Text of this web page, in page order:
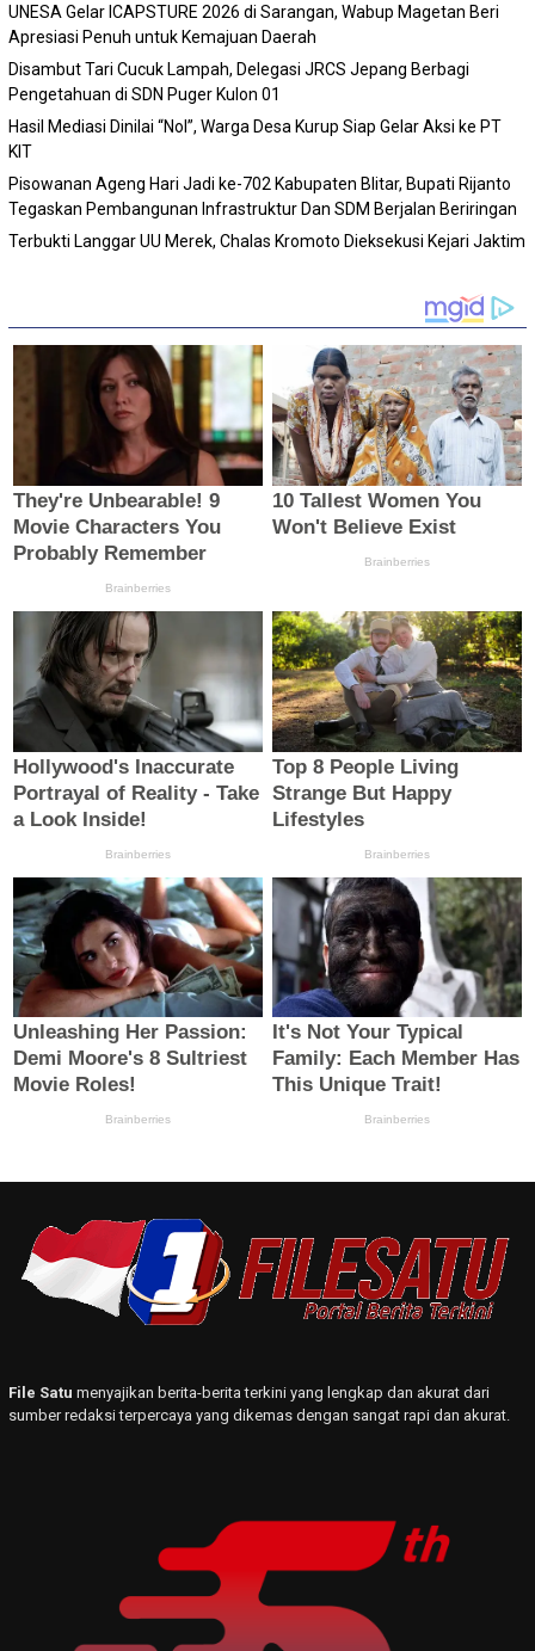
‎UNESA Gelar ICAPSTURE 2026 di Sarangan, Wabup Magetan Beri
Apresiasi Penuh untuk Kemajuan Daerah
Disambut Tari Cucuk Lampah, Delegasi JRCS Jepang Berbagi
Pengetahuan di SDN Puger Kulon 01
Hasil Mediasi Dinilai “Nol”, Warga Desa Kurup Siap Gelar Aksi ke PT
KIT
Pisowanan Ageng Hari Jadi ke-702 Kabupaten Blitar, Bupati Rijanto
Tegaskan Pembangunan Infrastruktur Dan SDM Berjalan Beriringan
Terbukti Langgar UU Merek, Chalas Kromoto Dieksekusi Kejari Jaktim
File Satu menyajikan berita-berita terkini yang lengkap dan akurat dari
sumber redaksi terpercaya yang dikemas dengan sangat rapi dan akurat.